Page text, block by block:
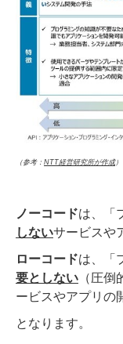
（参考： NTT経営研究所が作成）
ノーコードは、「
しないサービスや
ローコードは、「
要としない （圧
ービスやアプリの
となります。